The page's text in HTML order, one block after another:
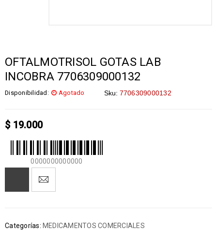
OFTALMOTRISOL GOTAS LAB
INCOBRA 7706309000132
Disponibilidad: Agotado Sku: 7706309000132
$19.000
0000000000000
Categorías: MEDICAMENTOS COMERCIALES